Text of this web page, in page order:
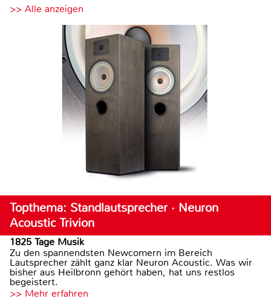
>> Alle anzeigen
Topthema: Standlautsprecher · Neuron
Acoustic Trivion
1825 Tage Musik
Zu den spannendsten Newcomern im Bereich
Lautsprecher zählt ganz klar Neuron Acoustic. Was wir
bisher aus Heilbronn gehört haben, hat uns restlos
begeistert.
>> Mehr erfahren